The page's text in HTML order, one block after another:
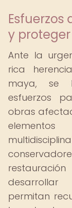
y
Ante la
rica
maya, se
esfuerzos
obras
desarrollar
permitan